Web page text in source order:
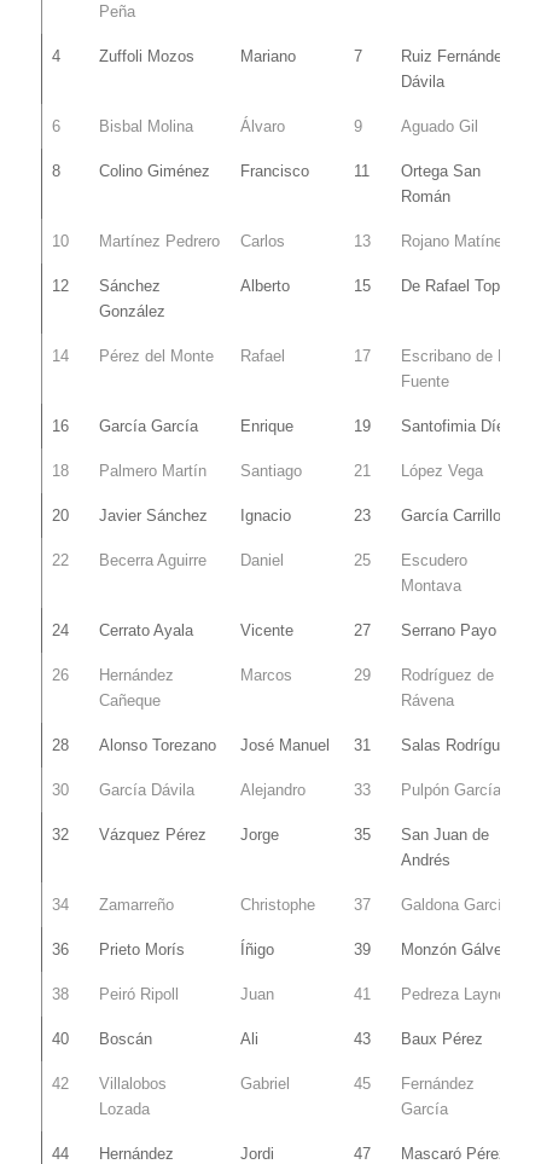
Peña
4 Zuffoli Mozos Mariano 7
Ruiz Fernández-
Dávila
6 Bisbal Molina Álvaro 9 Aguado Gil
8 Colino Giménez Francisco 11
Ortega San
Román
10 Martínez Pedrero Carlos 13 Rojano Matínez
12
Sánchez
González
Alberto 15 De Rafael Topper
14 Pérez del Monte Rafael 17
Escribano de La
Fuente
16 García García Enrique 19 Santofimia Díez
18 Palmero Martín Santiago 21 López Vega
20 Javier Sánchez Ignacio 23 García Carrillo
22 Becerra Aguirre Daniel 25
Escudero
Montava
24 Cerrato Ayala Vicente 27 Serrano Payo
26
Hernández
Cañeque
Marcos 29
Rodríguez de
Rávena
28 Alonso Torezano José Manuel 31 Salas Rodríguez
30 García Dávila Alejandro 33 Pulpón García
32 Vázquez Pérez Jorge 35
San Juan de
Andrés
34 Zamarreño Christophe 37 Galdona García
36 Prieto Morís Íñigo 39 Monzón Gálvez
38 Peiró Ripoll Juan 41 Pedreza Laynez
40 Boscán Ali 43 Baux Pérez
42
Villalobos
Lozada
Gabriel 45
Fernández
García
44
Hernández
Jordi 47 Mascaró Pérez